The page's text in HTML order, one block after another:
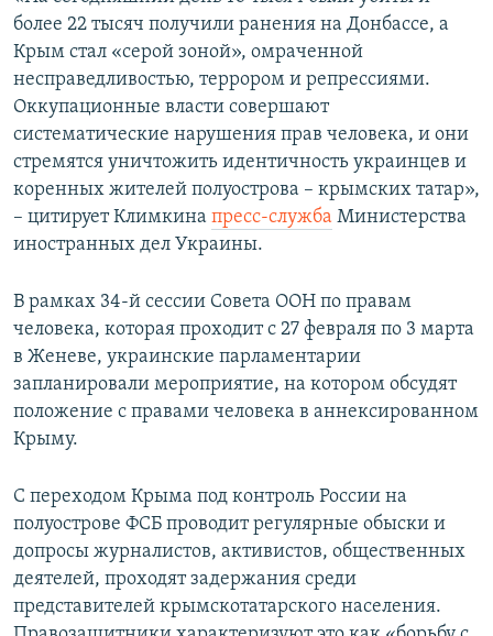
более 22 тысяч получили ранения на Донбассе, а
Крым стал «серой зоной», омраченной
несправедливостью, террором и репрессиями.
Оккупационные власти совершают
систематические нарушения прав человека, и они
стремятся уничтожить идентичность украинцев и
коренных жителей полуострова – крымских татар»,
– цитирует Климкина пресс-служба Министерства
иностранных дел Украины.
В рамках 34-й сессии Совета ООН по правам
человека, которая проходит с 27 февраля по 3 марта
в Женеве, украинские парламентарии
запланировали мероприятие, на котором обсудят
положение с правами человека в аннексированном
Крыму.
С переходом Крыма под контроль России на
полуострове ФСБ проводит регулярные обыски и
допросы журналистов, активистов, общественных
деятелей, проходят задержания среди
представителей крымскотатарского населения.